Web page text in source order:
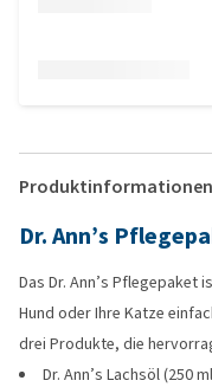
Produktinformationen
Dr. Ann’s
Das Dr. Ann’s Pflegepaket
Hund oder Ihre Katze
drei Produkte, die
Dr. Ann’s Lachsöl (250